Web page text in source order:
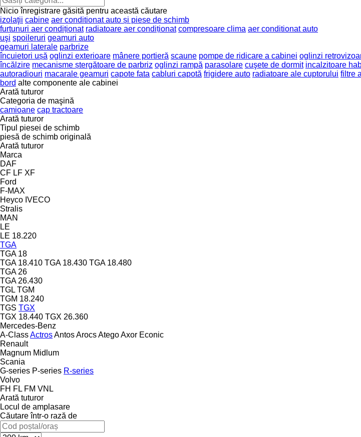
Nicio înregistrare găsită pentru această căutare
izolaţii cabine aer conditionat auto și piese de schimb
furtunuri aer condiționat radiatoare aer condiționat compresoare clima aer conditionat auto
uşi spoileruri geamuri auto
geamuri laterale parbrize
încuietori ușă oglinzi exterioare mânere portieră scaune pompe de ridicare a cabinei oglinzi
încălzire mecanisme ștergătoare de parbriz oglinzi rampă parasolare cuşete de dormit incalzitoare
autoradiouri macarale geamuri capote fata cabluri capotă frigidere auto radiatoare ale cuptorului filtre
bord alte componente ale cabinei
Arată tuturor
Categoria de maşină
camioane cap tractoare
Arată tuturor
Tipul piesei de schimb
piesă de schimb originală
Arată tuturor
Marca
DAF
CF LF XF
Ford
F-MAX
Heyco IVECO
Stralis
MAN
LE
LE 18.220
TGA
TGA 18
TGA 18.410 TGA 18.430 TGA 18.480
TGA 26
TGA 26.430
TGL TGM
TGM 18.240
TGS TGX
TGX 18.440 TGX 26.360
Mercedes-Benz
A-ClassActrosAntosArocsAtegoAxor Econic
Renault
Magnum Midlum
Scania
G-series P-series R-series
Volvo
FH FL FM VNL
Arată tuturor
Locul de amplasare
Căutare într-o rază de